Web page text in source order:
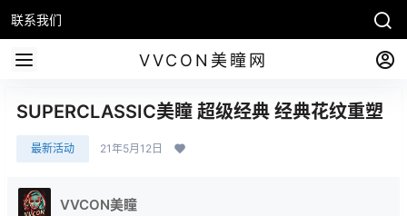
联系我们
VVCON美瞳网
SUPERCLASSIC美瞳 超级经典 经典花纹重塑
最新活动 21年5月12日
VVCON美瞳